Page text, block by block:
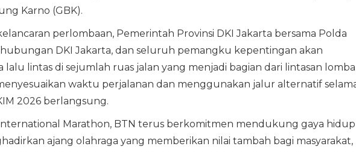
Karno (GBK).
perlombaan, Pemerintah Provinsi DKI Jakarta bersama Polda
DKI Jakarta, dan seluruh pemangku kepentingan akan
lalu lintas di sejumlah ruas jalan yang menjadi bagian dari lintasan
waktu perjalanan dan menggunakan jalur alternatif
2026 berlangsung.
Marathon, BTN terus berkomitmen mendukung gaya hidup
ajang olahraga yang memberikan nilai tambah bagi masyarakat,